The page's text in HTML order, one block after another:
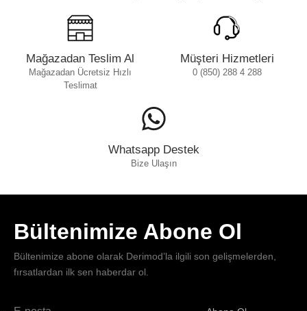
Mağazadan Teslim Al
Mağazadan Ücretsiz Hızlı
Teslimat
Müşteri Hizmetleri
0 (850) 288 4 288
Whatsapp Destek
Bize Ulaşın
Bültenimize Abone Ol
Bültenimize abone olarak Derimod’la ilgili son gelişmelerden,
fırsatlardan ilk sen haberdar ol.